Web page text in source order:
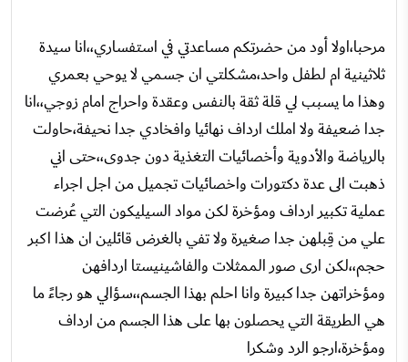
مرحبا،اولا أود من حضرتكم مساعدتي في استفساري،،انا سيدة
ثلاثينية ام لطفل واحد،مشكلتي ان جسمي لا يوحي بعمري
وهذا ما يسبب لي قلة ثقة بالنفس وعقدة واحراج امام زوجي،،انا
جدا ضعيفة ولا املك ارداف نهائيا وافخادي جدا نحيفة،حاولت
بالرياضة والأدوية وأخصائيات التغذية دون جدوى،،حتى اني
ذهبت الى عدة دكتورات واخصائيات تجميل من اجل اجراء
عملية تكبير ارداف ومؤخرة لكن مواد السيليكون التي عُرضت
علي من قِبلهن جدا صغيرة ولا تفي بالغرض قائلين ان هذا اكبر
حجم،،لكن ارى صور الممثلات والفاشينيستا اردافهن
ومؤخراتهن جدا كبيرة وانا احلم بهذا الجسم،،سؤالي هو رجاءً ما
هي الطريقة التي يحصلون بها على هذا الجسم من ارداف
ومؤخرة،ارجو الرد وشكرا